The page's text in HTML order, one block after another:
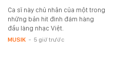
Ca sĩ này chủ nhân của một trong
những bản hit đình đám hàng
đầu làng nhạc Việt.
MUSIK - 5 giờ trước